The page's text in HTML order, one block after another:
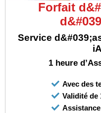
Forfait
Service
1 heure
Avec des
Validité de